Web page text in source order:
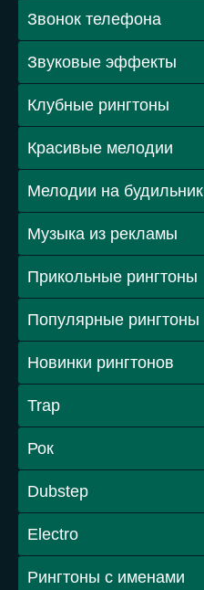
Звонок телефона
Звуковые эффекты
Клубные рингтоны
Красивые мелодии
Мелодии на будильник
Музыка из рекламы
Прикольные рингтоны
Популярные рингтоны
Новинки рингтонов
Trap
Рок
Dubstep
Electro
Рингтоны с именами